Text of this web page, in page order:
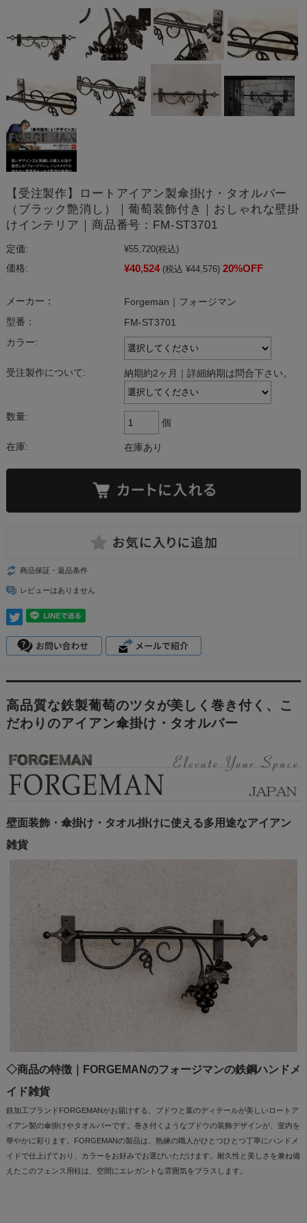
【受注製作】ロートアイアン製傘掛け・タオルバー
（ブラック艶消し）｜葡萄装飾付き｜おしゃれな壁掛
けインテリア｜商品番号：FM-ST3701
定価: ¥55,720(税込)
価格:
¥40,524 (税込 ¥44,576) 20%OFF
メーカー：
Forgeman｜フォージマン
型番：
FM-ST3701
カラー:
受注製作について: 納期約2ヶ月｜詳細納期は問合下さい。
数量:
個
在庫: 在庫あり
商品保証・返品条件
レビューはありません
高品質な鉄製葡萄のツタが美しく巻き付く、こ
だわりのアイアン傘掛け・タオルバー
壁面装飾・傘掛け・タオル掛けに使える多用途なアイアン
雑貨
◇商品の特徴｜FORGEMANのフォージマンの鉄鋼ハンドメ
イド雑貨
鉄加工ブランドFORGEMANがお届けする、ブドウと葉のディテールが美しいロートア
イアン製の傘掛けやタオルバーです。巻き付くようなブドウの装飾デザインが、室内を
華やかに彩ります。FORGEMANの製品は、熟練の職人がひとつひとつ丁寧にハンドメ
イドで仕上げており、カラーをお好みでお選びいただけます。耐久性と美しさを兼ね備
えたこのフェンス用柱は、空間にエレガントな雰囲気をプラスします。